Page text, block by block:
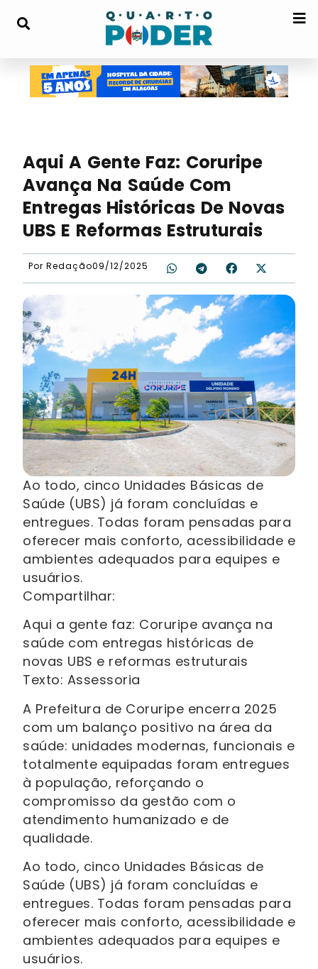
Aqui A Gente Faz: Coruripe
Avança Na Saúde Com
Entregas Históricas De Novas
UBS E Reformas Estruturais
Por Redação09/12/2025
Ao todo, cinco Unidades Básicas de
Saúde (UBS) já foram concluídas e
entregues. Todas foram pensadas para
oferecer mais conforto, acessibilidade e
ambientes adequados para equipes e
usuários.
Compartilhar:
Aqui a gente faz: Coruripe avança na
saúde com entregas históricas de
novas UBS e reformas estruturais
Texto: Assessoria
A Prefeitura de Coruripe encerra 2025
com um balanço positivo na área da
saúde: unidades modernas, funcionais e
totalmente equipadas foram entregues
à população, reforçando o
compromisso da gestão com o
atendimento humanizado e de
qualidade.
Ao todo, cinco Unidades Básicas de
Saúde (UBS) já foram concluídas e
entregues. Todas foram pensadas para
oferecer mais conforto, acessibilidade e
ambientes adequados para equipes e
usuários.